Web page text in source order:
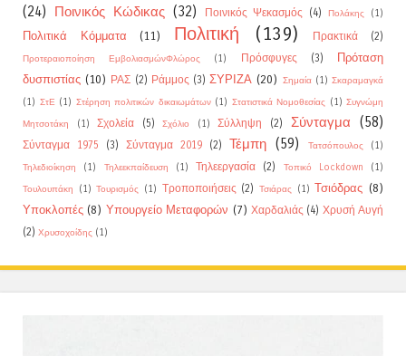
(24)
Ποινικός Κώδικας (32) Ποινικός Ψεκασμός (4) Πολάκης (1)
Πολιτικά Κόμματα (11) Πολιτική (139) Πρακτικά (2)
Προτεραιοποίηση ΕμβολιασμώνΦλώρος (1) Πρόσφυγες (3)
Πρόταση
δυσπιστίας (10) ΡΑΣ (2) Ράμμος (3) ΣΥΡΙΖΑ (20) Σημαία (1) Σκαραμαγκά
(1) ΣτΕ (1) Στέρηση πολιτικών δικαιωμάτων (1) Στατιστικά Νομοθεσίας (1) Συγνώμη
Μητσοτάκη
(1) Σχολεία (5) Σχόλιο (1) Σύλληψη (2) Σύνταγμα (58)
Σύνταγμα 1975 (3) Σύνταγμα 2019 (2) Τέμπη (59) Τατσόπουλος
(1)
Τηλεδιοίκηση
(1) Τηλεεκπαίδευση (1) Τηλεεργασία (2) Τοπικό Lockdown
(1)
Τουλουπάκη
(1) Τουρισμός (1) Τροποποιήσεις (2) Τσιάρας (1) Τσιόδρας (8)
Υποκλοπές (8) Υπουργείο Μεταφορών (7) Χαρδαλιάς (4) Χρυσή Αυγή
(2) Χρυσοχοίδης (1)